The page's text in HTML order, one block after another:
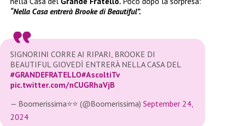
“Nella Casa entrerà Brooke di Beautiful”.
SIGNORINI CORRE AI RIPARI, BROOKE DI
BEAUTIFUL GIOVEDÌ ENTRERÀ NELLA CASA DEL
#GRANDEFRATELLO#AscoltiTv
pic.twitter.com/nCUGRhaVjB
— Boomerissima⭐⭐ (@Boomerissima) September 24,
2024